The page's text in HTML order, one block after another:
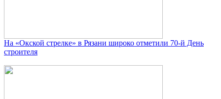
На «Окской стрелке» в Рязани широко отметили 70-й День
строителя